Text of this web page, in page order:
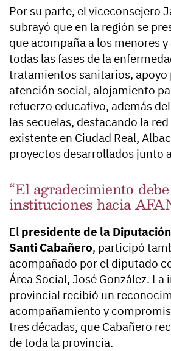
Por su parte, el viceconsejero
subrayó que en la región se
que acompaña a los menores
todas las fases de la
tratamientos sanitarios, apoyo
atención social, alojamiento
refuerzo educativo, además
las secuelas, destacando la
existente en Ciudad Real,
proyectos desarrollados junto
“El agradecimiento
instituciones hacia
El presidente de la
Santi Cabañero, participó
acompañado por el diputado
Área Social, José González.
provincial recibió un
acompañamiento y
tres décadas, que Cabañero
de toda la provincia.